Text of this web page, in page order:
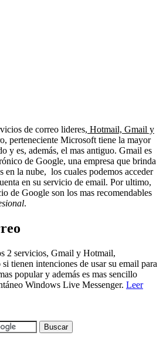
de correo lideres, Hotmail, Gmail y
perteneciente Microsoft tiene la mayor
y es, además, el mas antiguo. Gmail es
de Google, una empresa que brinda
en la nube, los cuales podemos acceder
en su servicio de email. Por ultimo,
de Google son los mas recomendables
.
2 servicios, Gmail y Hotmail,
tienen intenciones de usar su email para
popular y además es mas sencillo
Windows Live Messenger. Leer